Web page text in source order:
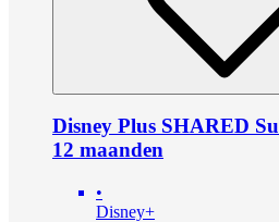
Disney Plus SHARED
12 maanden
•
Disney+